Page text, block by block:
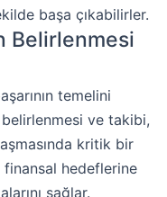
başa çıkabilirler.
Belirlenmesi
temelini
ve takibi,
kritik bir
finansal hedeflerine
sağlar.